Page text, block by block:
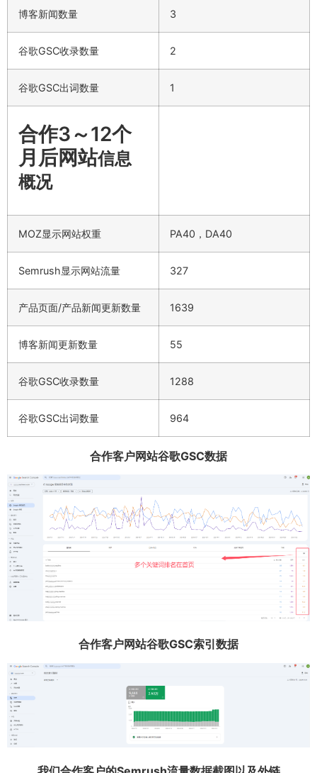
博客新闻数量 3
谷歌GSC收录数量 2
谷歌GSC出词数量 1
合作3～12个
月后网站信息
概况
MOZ显示网站权重 PA40，DA40
Semrush显示网站流量 327
产品页面/产品新闻更新数量 1639
博客新闻更新数量 55
谷歌GSC收录数量 1288
谷歌GSC出词数量 964
合作客户网站谷歌GSC数据
合作客户网站谷歌GSC索引数据